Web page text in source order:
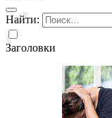
Найти:
Заголовки